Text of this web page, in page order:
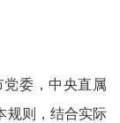
委，中央直属
规则，结合实际